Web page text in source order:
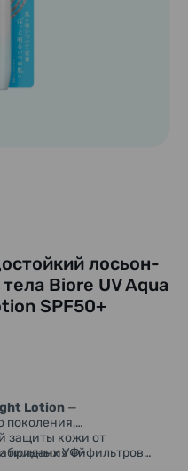
лосьон-
Biore UV Aqua
SPF50+
Lotion —
поколения,
защиты кожи от
придания ей
сочетает высокий
УФ-фильтров
от UVA- и UVB-